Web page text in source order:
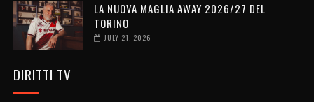
LA NUOVA MAGLIA AWAY 2026/27 DEL
TORINO
JULY 21, 2026
DIRITTI TV